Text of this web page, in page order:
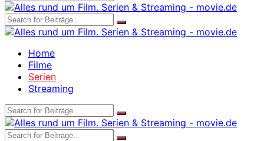
Home
Filme
Serien
Streaming